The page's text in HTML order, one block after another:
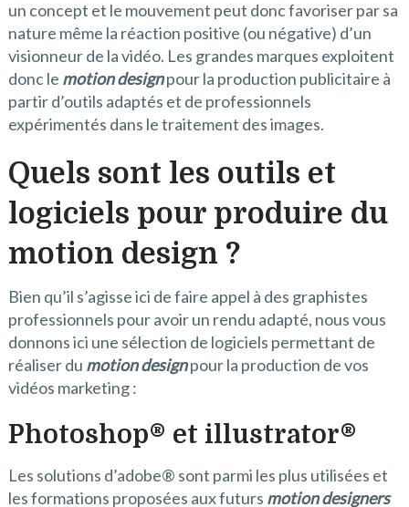
un concept et le mouvement peut donc favoriser par sa
nature même la réaction positive (ou négative) d’un
visionneur de la vidéo. Les grandes marques exploitent
donc le motion designpour la production publicitaire à
partir d’outils adaptés et de professionnels
expérimentés dans le traitement des images.
Quels sont les outils et
logiciels pour produire du
motion design ?
Bien qu’il s’agisse ici de faire appel à des graphistes
professionnels pour avoir un rendu adapté, nous vous
donnons ici une sélection de logiciels permettant de
réaliser du motion designpour la production de vos
vidéos marketing :
Photoshop® et illustrator®
Les solutions d’adobe® sont parmi les plus utilisées et
les formations proposées aux futurs motion designers